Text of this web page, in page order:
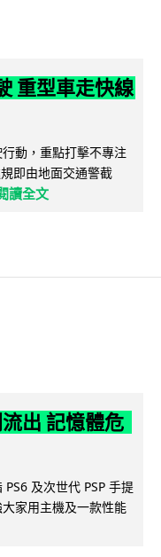
重型車走快線
動，重點打擊不專注
即由地面交通警截
讀全文
出 記憶體危
及次世代 PSP 手提
家用主機及一款性能